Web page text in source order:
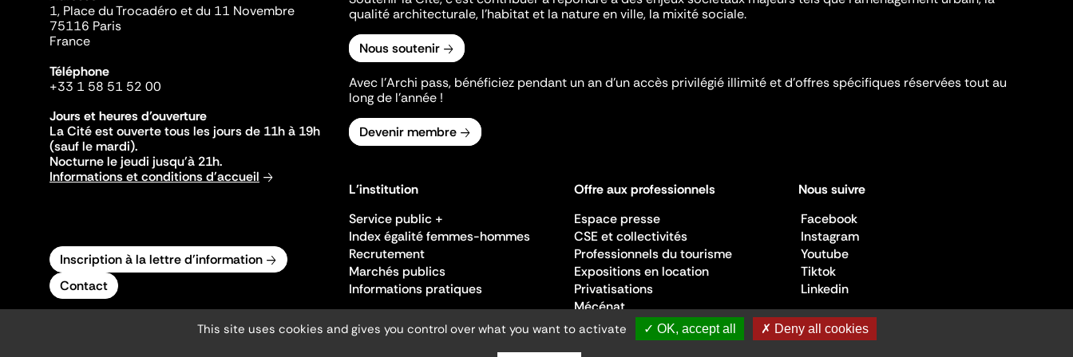
1, Place du Trocadéro et du 11 Novembre
75116 Paris
France
Téléphone
+33 1 58 51 52 00
Jours et heures d'ouverture
La Cité est ouverte tous les jours de 11h à 19h
(sauf le mardi).
Nocturne le jeudi jusqu'à 21h.
Informations et conditions d'accueil
Inscription à la lettre d'information
Contact
qualité architecturale, l'habitat et la nature en ville, la mixité sociale.
Nous soutenir
Avec l’Archi pass, bénéficiez pendant un an d’un accès privilégié illimité et d’offres spécifiques réservées tout au
long de l’année !
Devenir membre
L'institution
Service public +
Index égalité femmes-hommes
Recrutement
Marchés publics
Informations pratiques
Offre aux professionnels
Espace presse
CSE et collectivités
Professionnels du tourisme
Expositions en location
Privatisations
Mécénat
Nous suivre
Facebook
Instagram
Youtube
Tiktok
Linkedin
This site uses cookies and gives you control over what you want to activate ✓ OK, accept all ✗ Deny all cookies